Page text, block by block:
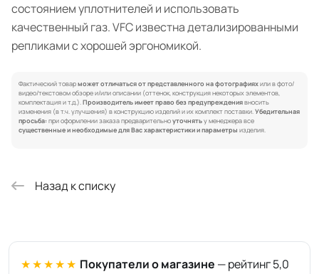
состоянием уплотнителей и использовать
качественный газ. VFC известна детализированными
репликами с хорошей эргономикой.
Фактический товарможет отличаться от представленного на фотографияхили в фото/
видео/текстовом обзоре и/или описании (оттенок, конструкция некоторых элементов,
комплектация и т.д.).Производитель имеет право без предупреждениявносить
изменения (в т.ч. улучшения) в конструкцию изделий и их комплект поставки.Убедительная
просьба: при оформлении заказа предварительноуточнятьу менеджера все
существенные и необходимые для Вас характеристики и параметры изделия.
Назад к списку
★★★★★ Покупатели о магазине — рейтинг 5,0